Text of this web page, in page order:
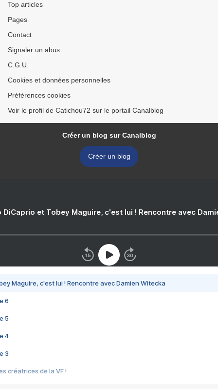
Top articles
Pages
Contact
Signaler un abus
C.G.U.
Cookies et données personnelles
Préférences cookies
Voir le profil de Catichou72 sur le portail Canalblog
Créer un blog sur Canalblog
Créer un blog
DiCaprio et Tobey Maguire, c'est lui ! Rencontre avec
Maguire, c'est lui ! Rencontre avec Damien Witecka
6
5
4
3
créatrices de la VF !